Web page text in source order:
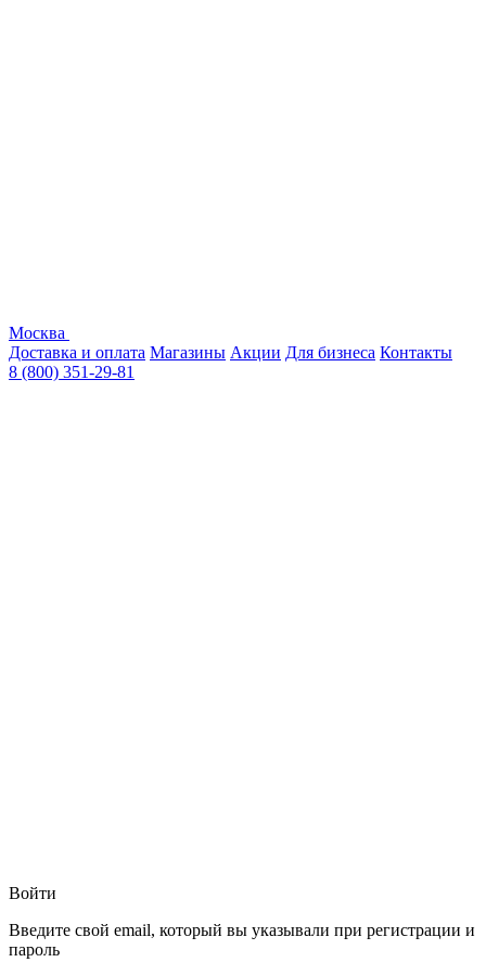
Москва
Доставка и оплата Магазины Акции Для бизнеса Контакты
8 (800) 351-29-81
Войти
Введите свой email, который вы указывали при регистрации и
пароль